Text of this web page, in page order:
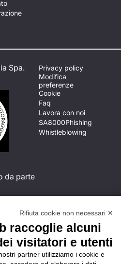
Spa.
da parte
un
Privacy policy
Modifica
preferenze
Cookie
Faq
Lavora con noi
SA8000Phishing
Whistleblowing
Rifiuta cookie non necessari ✕
raccoglie alcuni
visitatori e utenti
partner utilizziamo i cookie e